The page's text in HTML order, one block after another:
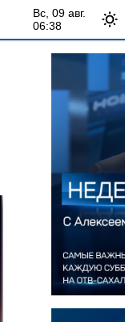
вс, 09 авг.
06:38